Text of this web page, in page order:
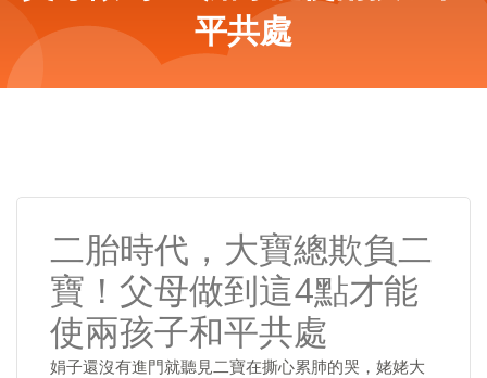
平共處
二胎時代，大寶總欺負二
寶！父母做到這4點才能
使兩孩子和平共處
娟子還沒有進門就聽見二寶在撕心累肺的哭，姥姥大